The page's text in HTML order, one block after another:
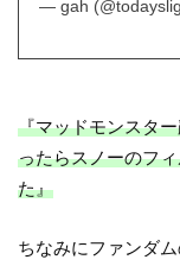
— gah
『マッドモンスタ
ったらスノーのフ
た』
ちなみにファンダ